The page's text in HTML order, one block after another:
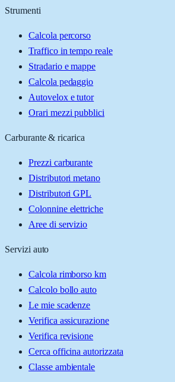
Strumenti
Calcola percorso
Traffico in tempo reale
Stradario e mappe
Calcola pedaggio
Autovelox e tutor
Orari mezzi pubblici
Carburante & ricarica
Prezzi carburante
Distributori metano
Distributori GPL
Colonnine elettriche
Aree di servizio
Servizi auto
Calcola rimborso km
Calcolo bollo auto
Le mie scadenze
Verifica assicurazione
Verifica revisione
Cerca officina autorizzata
Classe ambientale